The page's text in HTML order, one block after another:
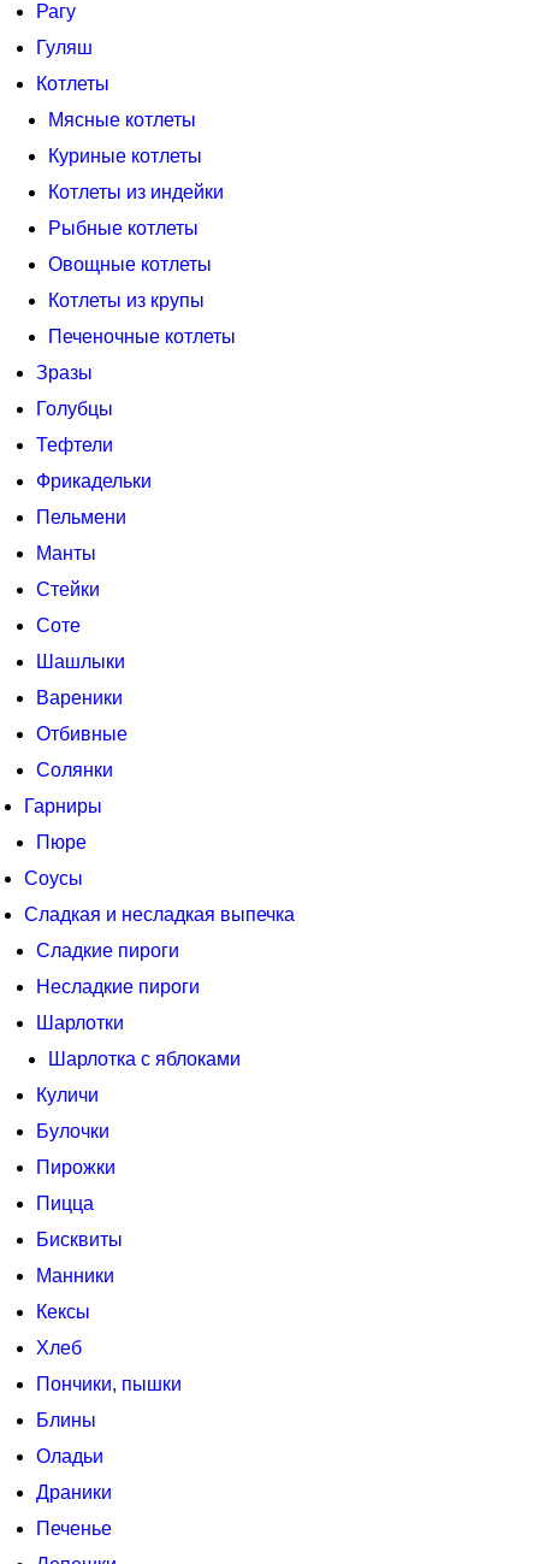
Рагу
Гуляш
Котлеты
Мясные котлеты
Куриные котлеты
Котлеты из индейки
Рыбные котлеты
Овощные котлеты
Котлеты из крупы
Печеночные котлеты
Зразы
Голубцы
Тефтели
Фрикадельки
Пельмени
Манты
Стейки
Соте
Шашлыки
Вареники
Отбивные
Солянки
Гарниры
Пюре
Соусы
Сладкая и несладкая выпечка
Сладкие пироги
Несладкие пироги
Шарлотки
Шарлотка с яблоками
Куличи
Булочки
Пирожки
Пицца
Бисквиты
Манники
Кексы
Хлеб
Пончики, пышки
Блины
Оладьи
Драники
Печенье